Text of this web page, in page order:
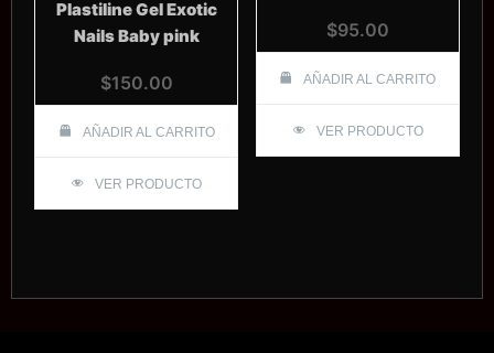
Plastiline Gel Exotic
Nails Baby pink
$150.00
AÑADIR AL CARRITO
VER PRODUCTO
$95.00
AÑADIR AL CARRITO
VER PRODUCTO